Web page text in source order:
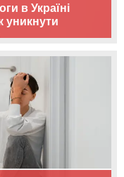
в Україні
уникнути